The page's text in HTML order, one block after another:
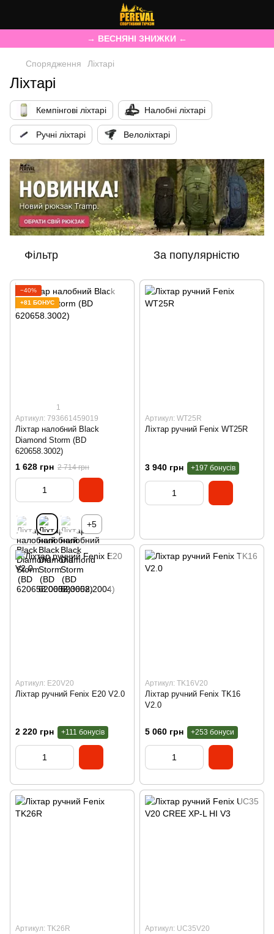
→ ВЕСНЯНІ ЗНИЖКИ ←
Спорядження Ліхтарі
Ліхтарі
Кемпінгові ліхтарі Налобні ліхтарі
Ручні ліхтарі Велоліхтарі
Фільтр За популярністю
−40%
+81 БОНУС
1
Артикул: 793661459019
Ліхтар налобний Black
Diamond Storm (BD
620658.3002)
1 628 грн 2 714 грн
+5
Артикул: WT25R
Ліхтар ручний Fenix WT25R
3 940 грн +197 бонусів
Артикул: E20V20
Ліхтар ручний Fenix E20 V2.0
2 220 грн +111 бонусів
Артикул: TK16V20
Ліхтар ручний Fenix TK16
V2.0
5 060 грн +253 бонуси
Артикул: TK26R Артикул: UC35V20